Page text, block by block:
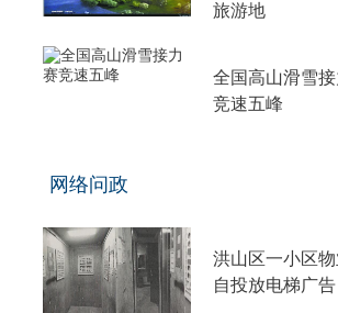
旅游地
全国高山滑雪
竞速五峰
网络问政
洪山区一小区
自投放电梯广告